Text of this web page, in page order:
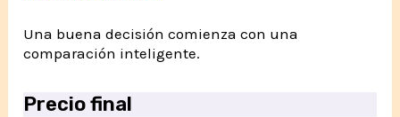
Una buena decisión comienza con una
comparación inteligente.
Precio final